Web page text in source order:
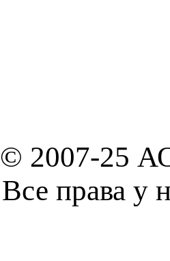
© 2007-25
Все права у